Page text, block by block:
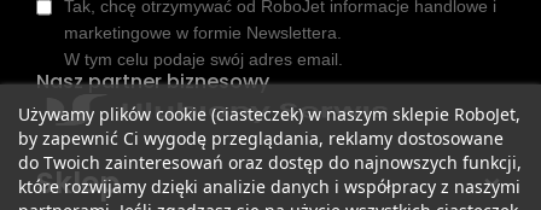
Sklep
Używamy plików cookie (ciasteczek) w naszym sklepie RoboJet,
by zapewnić Ci wygodę przeglądania, reklamy dostosowane
do Twoich zainteresowań oraz dostęp do najnowszych funkcji,
które rozwijamy dzięki analizie danych i współpracy z naszymi
Tak, chcę otrzymywać od RoboJet informacje handlowe i
marketingowe w formie Newslettera.
W tym celu podaje swój adres email.
Nasz partner biznesowy